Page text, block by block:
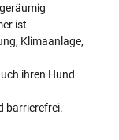
ist
Klimaanlage,
ihren Hund
barrierefrei.